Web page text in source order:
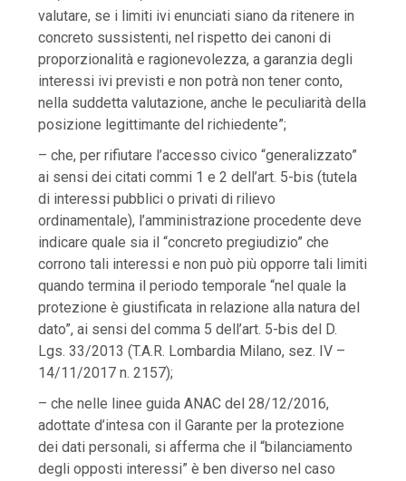
valutare, se i limiti ivi enunciati siano da ritenere in
concreto sussistenti, nel rispetto dei canoni di
proporzionalità e ragionevolezza, a garanzia degli
interessi ivi previsti e non potrà non tener conto,
nella suddetta valutazione, anche le peculiarità della
posizione legittimante del richiedente”;
– che, per rifiutare l’accesso civico “generalizzato”
ai sensi dei citati commi 1 e 2 dell’art. 5-bis (tutela
di interessi pubblici o privati di rilievo
ordinamentale), l’amministrazione procedente deve
indicare quale sia il “concreto pregiudizio” che
corrono tali interessi e non può più opporre tali limiti
quando termina il periodo temporale “nel quale la
protezione è giustificata in relazione alla natura del
dato”, ai sensi del comma 5 dell’art. 5-bis del D.
Lgs. 33/2013 (T.A.R. Lombardia Milano, sez. IV –
14/11/2017 n. 2157);
– che nelle linee guida ANAC del 28/12/2016,
adottate d’intesa con il Garante per la protezione
dei dati personali, si afferma che il “bilanciamento
degli opposti interessi” è ben diverso nel caso